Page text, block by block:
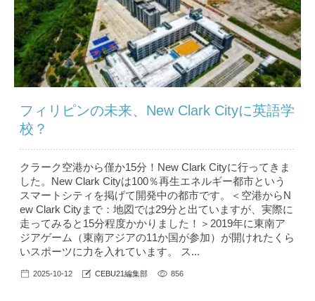
フィリピンの未来、New Clark Cityに英語学
校？
クラーク空港から僅か15分！New Clark Cityに行ってきま
した。New Clark Cityは100％再生エネルギー都市という
スマートシティを掲げて開発中の都市です。＜空港からN
ew Clark Cityまで：地図では29分と出ていますが、実際に
走ってみると15分程度かかりました！＞2019年に東南ア
ジアゲーム（東南アジアの11か国が参加）が開けれたくら
いスポーツに力を入れています。 ス...
2025-10-12 CEBU21編集部 856